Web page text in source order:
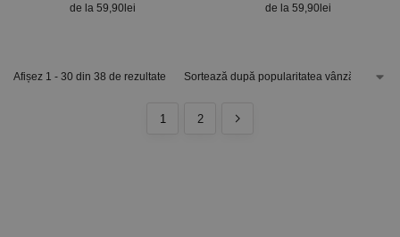
de la 59,90lei de la 59,90lei
Afișez 1 - 30 din 38 de rezultate
1 2